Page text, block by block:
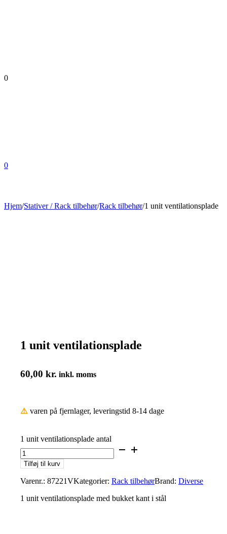
0
0
Hjem/Stativer / Rack tilbehør/Rack tilbehør/1 unit ventilationsplade
1 unit ventilationsplade
60,00 kr. inkl. moms
⚠️ varen på fjernlager, leveringstid 8-14 dage
1 unit ventilationsplade antal
Tilføj til kurv
Varenr.: 87221VKategorier: Rack tilbehørBrand: Diverse
1 unit ventilationsplade med bukket kant i stål